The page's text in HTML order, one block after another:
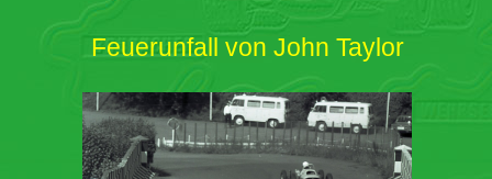
Feuerunfall von John Taylor